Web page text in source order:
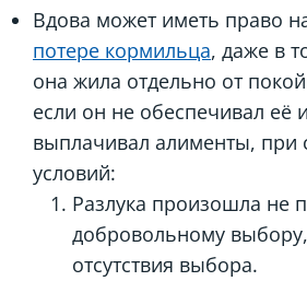
Вдова может иметь право
потере кормильца, даже в
она жила отдельно от
если он не обеспечивал её
выплачивал алименты, при
условий:
Разлука произошла не
добровольному
отсутствия выбора.